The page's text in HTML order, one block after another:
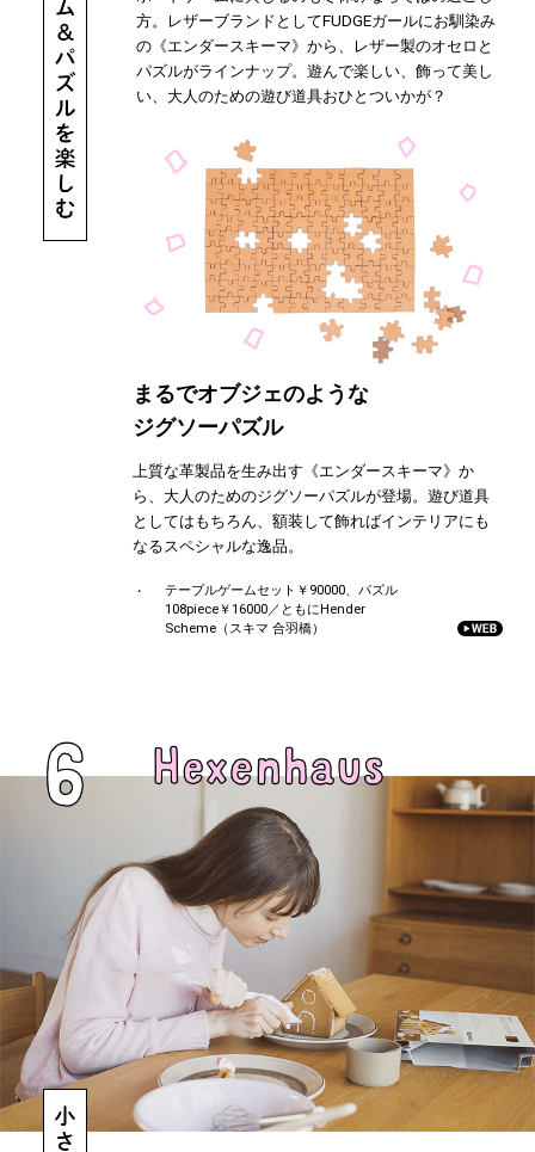
方。レザーブランドとしてFUDGEガールにお馴染み
の《エンダースキーマ》から、レザー製のオセロと
パズルがラインナップ。遊んで楽しい、飾って美し
い、大人のための遊び道具おひとついかが？
まるでオブジェのような
ジグソーパズル
上質な革製品を生み出す《エンダースキーマ》か
ら、大人のためのジグソーパズルが登場。遊び道具
としてはもちろん、額装して飾ればインテリアにも
なるスペシャルな逸品。
テーブルゲームセット￥90000、パズル
108piece￥16000／ともにHender
Scheme（スキマ 合羽橋）